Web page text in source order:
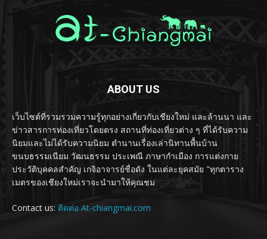
ABOUT US
เว็บไซต์ที่รวมรวมความรู้ทุกอย่างเกี่ยวกับเชียงใหม่ และล้านนา และ
ข่าวสารการท่องเที่ยวโดยตรง สถานที่ท่องเที่ยวต่าง ๆ ที่ได้รับความ
นิยมและไม่ได้รับความนิยม ตำนานเรื่องเล่านิทานพื้นบ้าน
ขนบธรรมเนียม วัฒนธรรม ประเพณี ภาษากำเมือง การแต่งกาย
ประวัติบุคคลสำคัญ เกจิอาจารย์ชื่อดัง ในแต่ละยุคสมัย "ทุกตาราง
เมตรของเชียงใหม่เราจะนำมาให้คุณชม
Contact us: ติดต่อ At-chiangmai.com